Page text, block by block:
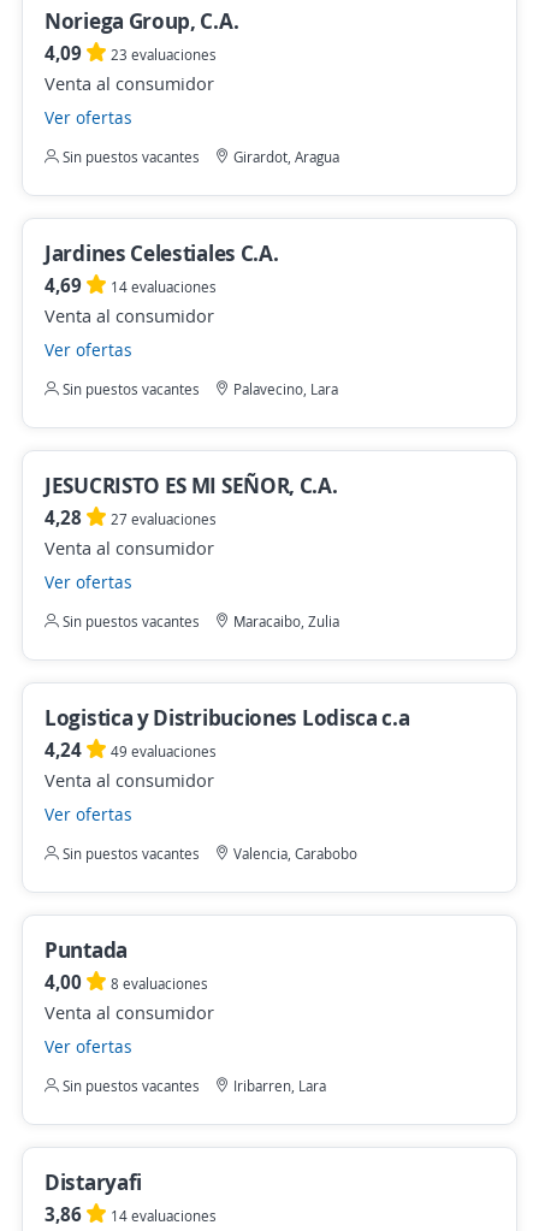
Noriega Group, C.A.
4,09 23 evaluaciones
Venta al consumidor
Ver ofertas
Sin puestos vacantes Girardot, Aragua
Jardines Celestiales C.A.
4,69 14 evaluaciones
Venta al consumidor
Ver ofertas
Sin puestos vacantes Palavecino, Lara
JESUCRISTO ES MI SEÑOR, C.A.
4,28 27 evaluaciones
Venta al consumidor
Ver ofertas
Sin puestos vacantes Maracaibo, Zulia
Logistica y Distribuciones Lodisca c.a
4,24 49 evaluaciones
Venta al consumidor
Ver ofertas
Sin puestos vacantes Valencia, Carabobo
Puntada
4,00 8 evaluaciones
Venta al consumidor
Ver ofertas
Sin puestos vacantes Iribarren, Lara
Distaryafi
3,86 14 evaluaciones